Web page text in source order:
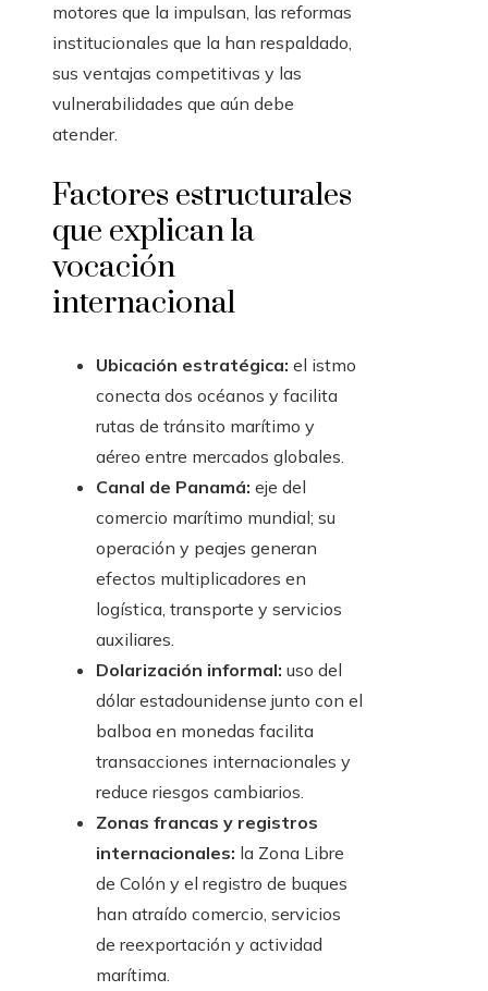
motores que la impulsan, las reformas
institucionales que la han respaldado,
sus ventajas competitivas y las
vulnerabilidades que aún debe
atender.
Factores estructurales
que explican la
vocación
internacional
Ubicación estratégica: el istmo
conecta dos océanos y facilita
rutas de tránsito marítimo y
aéreo entre mercados globales.
Canal de Panamá: eje del
comercio marítimo mundial; su
operación y peajes generan
efectos multiplicadores en
logística, transporte y servicios
auxiliares.
Dolarización informal: uso del
dólar estadounidense junto con el
balboa en monedas facilita
transacciones internacionales y
reduce riesgos cambiarios.
Zonas francas y registros
internacionales: la Zona Libre
de Colón y el registro de buques
han atraído comercio, servicios
de reexportación y actividad
marítima.